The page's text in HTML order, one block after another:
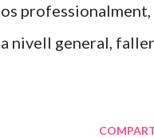
professionalment,
nivell general,